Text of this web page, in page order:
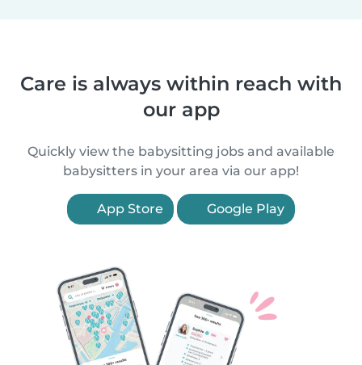
Care is always within reach with
our app
Quickly view the babysitting jobs and available
babysitters in your area via our app!
App Store Google Play